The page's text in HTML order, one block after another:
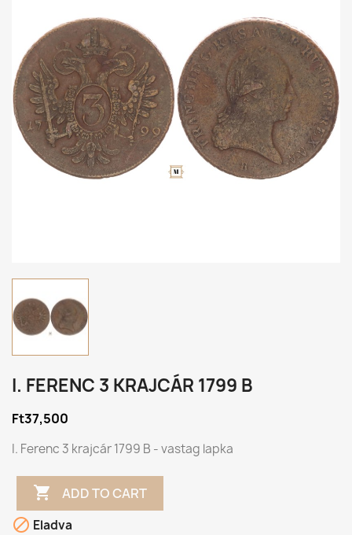
I. FERENC 3 KRAJCÁR 1799 B
Ft37,500
I. Ferenc 3 krajcár 1799 B - vastag lapka
 ADD TO CART
 Eladva